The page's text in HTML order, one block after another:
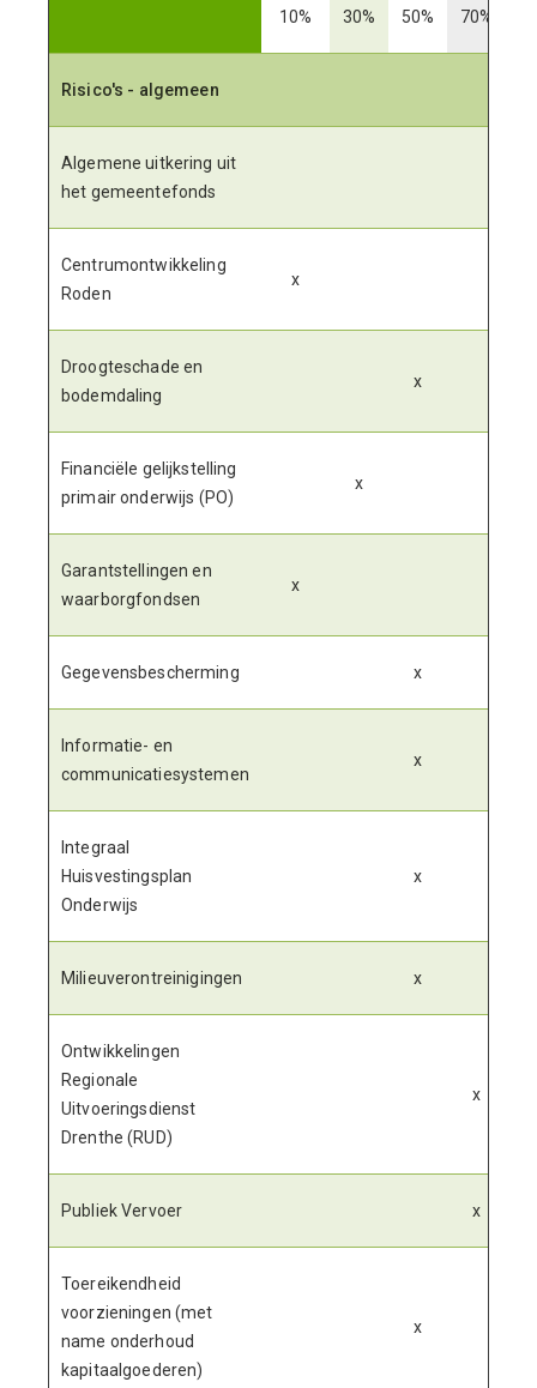
10% 30% 50% 70%
Risico's - algemeen
Algemene uitkering uit
het gemeentefonds
Centrumontwikkeling
Roden
x
Droogteschade en
bodemdaling
x
Financiële gelijkstelling
primair onderwijs (PO)
x
Garantstellingen en
waarborgfondsen
x
Gegevensbescherming x
Informatie- en
communicatiesystemen
x
Integraal
Huisvestingsplan
Onderwijs
x
Milieuverontreinigingen x
Ontwikkelingen
Regionale
Uitvoeringsdienst
Drenthe (RUD)
x
Publiek Vervoer x
Toereikendheid
voorzieningen (met
name onderhoud
kapitaalgoederen)
x